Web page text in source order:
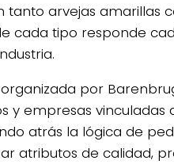
tanto arvejas amarillas
cada tipo responde
por
y empresas vinculadas
atrás la lógica de
atributos de calidad,